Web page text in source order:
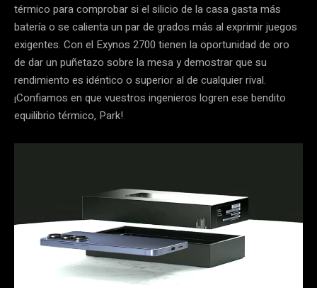
térmico para comprobar si el silicio de la casa gasta más
batería o se calienta un par de grados más al exprimir juegos
exigentes. Con el Exynos 2700 tienen la oportunidad de oro
de dar un puñetazo sobre la mesa y demostrar que su
rendimiento es idéntico o superior al de cualquier rival.
¡Confiamos en que vuestros ingenieros logren ese bendito
equilibrio térmico, Park!